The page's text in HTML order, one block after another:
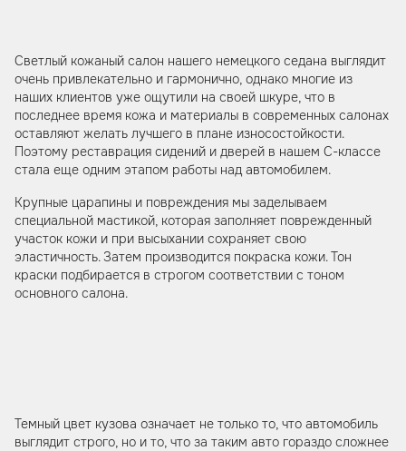
Светлый кожаный салон нашего немецкого седана выглядит
очень привлекательно и гармонично, однако многие из
наших клиентов уже ощутили на своей шкуре, что в
последнее время кожа и материалы в современных салонах
оставляют желать лучшего в плане износостойкости.
Поэтому реставрация сидений и дверей в нашем С-классе
стала еще одним этапом работы над автомобилем.
Крупные царапины и повреждения мы заделываем
специальной мастикой, которая заполняет поврежденный
участок кожи и при высыхании сохраняет свою
эластичность. Затем производится покраска кожи. Тон
краски подбирается в строгом соответствии с тоном
основного салона.
Темный цвет кузова означает не только то, что автомобиль
выглядит строго, но и то, что за таким авто гораздо сложнее